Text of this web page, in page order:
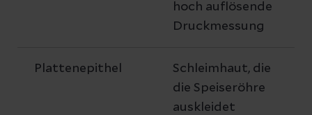
hoch auflösende
Druckmessung
Plattenepithel
Schleimhaut, die
die Speiseröhre
auskleidet